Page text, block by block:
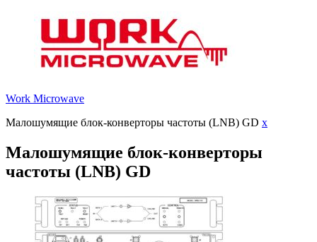
Work Microwave
Малошумящие блок-конверторы частоты (LNB) GD x
Малошумящие блок-конверторы
частоты (LNB) GD